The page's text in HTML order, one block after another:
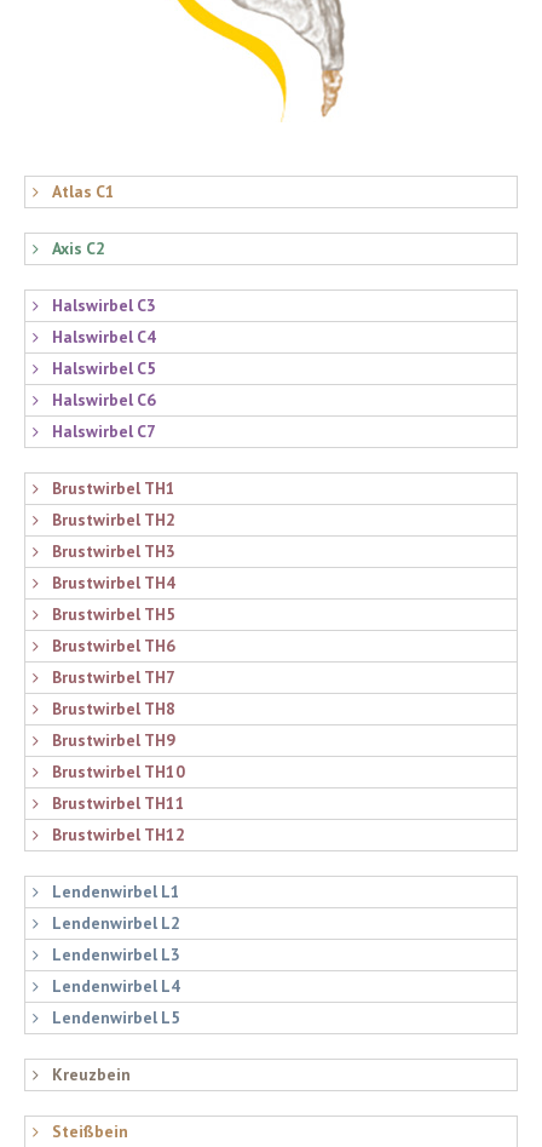
Atlas C1
Axis C2
Halswirbel C3
Halswirbel C4
Halswirbel C5
Halswirbel C6
Halswirbel C7
Brustwirbel TH1
Brustwirbel TH2
Brustwirbel TH3
Brustwirbel TH4
Brustwirbel TH5
Brustwirbel TH6
Brustwirbel TH7
Brustwirbel TH8
Brustwirbel TH9
Brustwirbel TH10
Brustwirbel TH11
Brustwirbel TH12
Lendenwirbel L1
Lendenwirbel L2
Lendenwirbel L3
Lendenwirbel L4
Lendenwirbel L5
Kreuzbein
Steißbein